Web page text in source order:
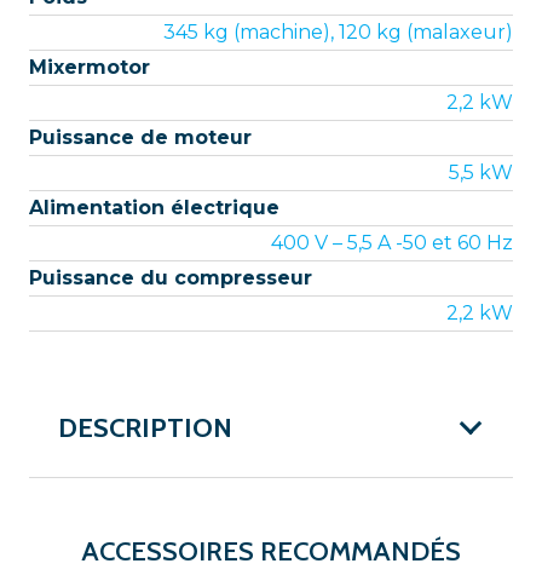
345 kg (machine), 120 kg (malaxeur)
Mixermotor
2,2 kW
Puissance de moteur
5,5 kW
Alimentation électrique
400 V – 5,5 A -50 et 60 Hz
Puissance du compresseur
2,2 kW
DESCRIPTION
ACCESSOIRES RECOMMANDÉS